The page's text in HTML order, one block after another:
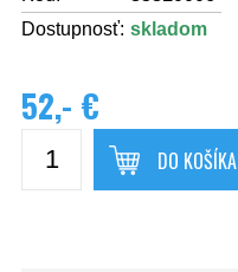
Dostupnosť: skladom
52,- €
DO KOŠÍKA